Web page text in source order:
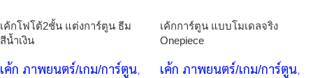
เค้กโฟโต้2ชั้น แต่งการ์ตูน ธีม
สีน้ำเงิน
เค้ก ภาพยนตร์/เกม/การ์ตูน,
เค้กการ์ตูน แบบโมเดลจริง
Onepiece
เค้ก ภาพยนตร์/เกม/การ์ตูน,